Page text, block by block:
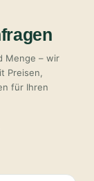
Menge – wir
Preisen,
für Ihren